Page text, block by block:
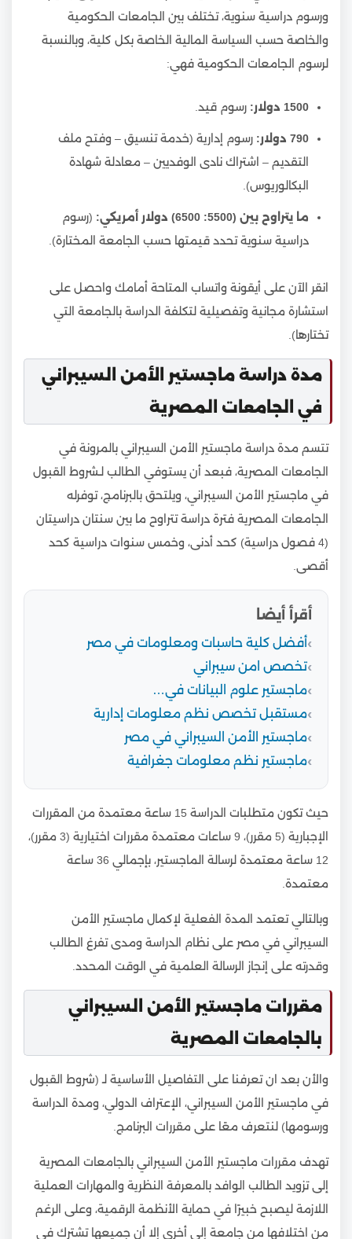
ورسوم دراسية سنوية، تختلف بين الجامعات الحكومية
والخاصة حسب السياسة المالية الخاصة بكل كلية، وبالنسبة
لرسوم الجامعات الحكومية فهي:
1500 دولار: رسوم قيد.
790 دولار:
رسوم إدارية (خدمة تنسيق – وفتح ملف
التقديم – اشتراك نادى الوفديين – معادلة شهادة
البكالوريوس).
ما يتراوح بين (5500: 6500) دولار أمريكي:
(رسوم
دراسية سنوية تحدد قيمتها حسب الجامعة المختارة).
انقر الآن على أيقونة واتساب المتاحة أمامك واحصل على
استشارة مجانية وتفصيلية لتكلفة الدراسة بالجامعة التي
تختارها).
مدة دراسة ماجستير الأمن السيبراني
في الجامعات المصرية
تتسم مدة دراسة ماجستير الأمن السيبراني بالمرونة في
الجامعات المصرية، فبعد أن يستوفي الطالب لـشروط القبول
في ماجستير الأمن السيبراني، ويلتحق بالبرنامج، توفرله
الجامعات المصرية فترة دراسة تتراوح ما بين سنتان دراسيتان
(4 فصول دراسية) كحد أدنى، وخمس سنوات دراسية كحد
أقصى.
أقرأ أيضا
أفضل كلية حاسبات ومعلومات في مصر
تخصص امن سيبراني
ماجستير علوم البيانات في…
مستقبل تخصص نظم معلومات إدارية
ماجستير الأمن السيبراني في مصر
ماجستير نظم معلومات جغرافية
حيث تكون متطلبات الدراسة 15 ساعة معتمدة من المقررات
الإجبارية (5 مقرر)، 9 ساعات معتمدة مقررات اختيارية (3 مقرر)،
12 ساعة معتمدة لرسالة الماجستير، بإجمالي 36 ساعة
معتمدة.
وبالتالي تعتمد المدة الفعلية لإكمال ماجستير الأمن
السيبراني في مصر على نظام الدراسة ومدى تفرغ الطالب
وقدرته على إنجاز الرسالة العلمية في الوقت المحدد.
مقررات ماجستير الأمن السيبراني
بالجامعات المصرية
والأن بعد ان تعرفنا على التفاصيل الأساسية لـ (شروط القبول
في ماجستير الأمن السيبراني، الإعتراف الدولي، ومدة الدراسة
ورسومها) لنتعرف معًا على مقررات البرنامج.
تهدف مقررات ماجستير الأمن السيبراني بالجامعات المصرية
إلى تزويد الطالب الوافد بالمعرفة النظرية والمهارات العملية
اللازمة ليصبح خبيرًا في حماية الأنظمة الرقمية، وعلى الرغم
من اختلافها من جامعة إلى أخرى إلا أن جميعها تشترك في